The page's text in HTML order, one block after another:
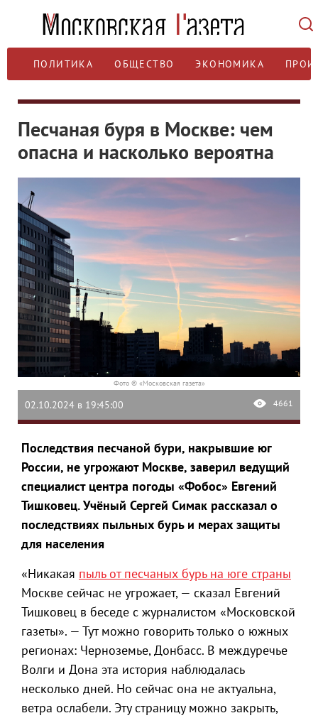
ПОЛИТИКА ОБЩЕСТВО ЭКОНОМИКА
Песчаная буря в Москве: чем
опасна и насколько вероятна
Фото © «Московская газета»
02.10.2024 в 19:45:00 4661
Последствия песчаной бури, накрывшие юг
России, не угрожают Москве, заверил ведущий
специалист центра погоды «Фобос» Евгений
Тишковец. Учёный Сергей Симак рассказал о
последствиях пыльных бурь и мерах защиты
для населения
«Никакая пыль от песчаных бурь на юге страны
Москве сейчас не угрожает, — сказал Евгений
Тишковец в беседе с журналистом «Московской
газеты». — Тут можно говорить только о южных
регионах: Черноземье, Донбасс. В междуречье
Волги и Дона эта история наблюдалась
несколько дней. Но сейчас она не актуальна,
ветра ослабели. Эту страницу можно закрыть,